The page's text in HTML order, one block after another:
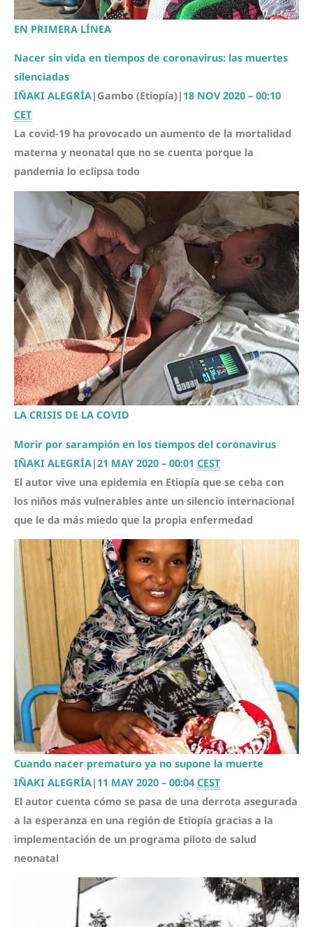
EN PRIMERA LÍNEA
Nacer sin vida en tiempos de coronavirus: las muertes
silenciadas
IÑAKI ALEGRÍA| Gambo (Etiopía)| 18 NOV 2020 – 00:10
CET
La covid-19 ha provocado un aumento de la mortalidad
materna y neonatal que no se cuenta porque la
pandemia lo eclipsa todo
LA CRISIS DE LA COVID
Morir por sarampión en los tiempos del coronavirus
IÑAKI ALEGRÍA|21 MAY 2020 – 00:01 CEST
El autor vive una epidemia en Etiopía que se ceba con
los niños más vulnerables ante un silencio internacional
que le da más miedo que la propia enfermedad
Cuando nacer prematuro ya no supone la muerte
IÑAKI ALEGRÍA| 11 MAY 2020 – 00:04 CEST
El autor cuenta cómo se pasa de una derrota asegurada
a la esperanza en una región de Etiopía gracias a la
implementación de un programa piloto de salud
neonatal